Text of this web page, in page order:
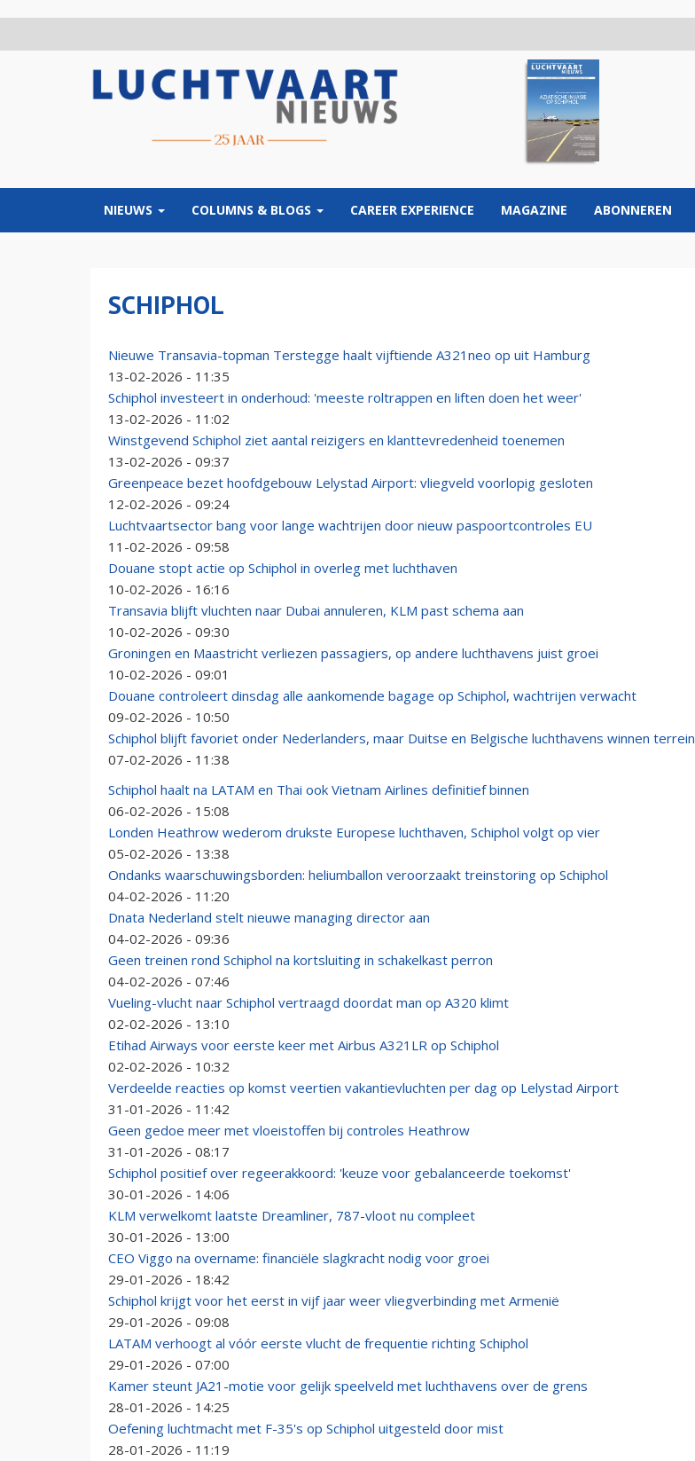
NIEUWS COLUMNS & BLOGS CAREER EXPERIENCE MAGAZINE ABONNEREN
SCHIPHOL
Nieuwe Transavia-topman Terstegge haalt vijftiende A321neo op uit Hamburg
13-02-2026 - 11:35
Schiphol investeert in onderhoud: 'meeste roltrappen en liften doen het weer'
13-02-2026 - 11:02
Winstgevend Schiphol ziet aantal reizigers en klanttevredenheid toenemen
13-02-2026 - 09:37
Greenpeace bezet hoofdgebouw Lelystad Airport: vliegveld voorlopig gesloten
12-02-2026 - 09:24
Luchtvaartsector bang voor lange wachtrijen door nieuw paspoortcontroles EU
11-02-2026 - 09:58
Douane stopt actie op Schiphol in overleg met luchthaven
10-02-2026 - 16:16
Transavia blijft vluchten naar Dubai annuleren, KLM past schema aan
10-02-2026 - 09:30
Groningen en Maastricht verliezen passagiers, op andere luchthavens juist groei
10-02-2026 - 09:01
Douane controleert dinsdag alle aankomende bagage op Schiphol, wachtrijen verwacht
09-02-2026 - 10:50
Schiphol blijft favoriet onder Nederlanders, maar Duitse en Belgische luchthavens winnen terrein
07-02-2026 - 11:38
Schiphol haalt na LATAM en Thai ook Vietnam Airlines definitief binnen
06-02-2026 - 15:08
Londen Heathrow wederom drukste Europese luchthaven, Schiphol volgt op vier
05-02-2026 - 13:38
Ondanks waarschuwingsborden: heliumballon veroorzaakt treinstoring op Schiphol
04-02-2026 - 11:20
Dnata Nederland stelt nieuwe managing director aan
04-02-2026 - 09:36
Geen treinen rond Schiphol na kortsluiting in schakelkast perron
04-02-2026 - 07:46
Vueling-vlucht naar Schiphol vertraagd doordat man op A320 klimt
02-02-2026 - 13:10
Etihad Airways voor eerste keer met Airbus A321LR op Schiphol
02-02-2026 - 10:32
Verdeelde reacties op komst veertien vakantievluchten per dag op Lelystad Airport
31-01-2026 - 11:42
Geen gedoe meer met vloeistoffen bij controles Heathrow
31-01-2026 - 08:17
Schiphol positief over regeerakkoord: 'keuze voor gebalanceerde toekomst'
30-01-2026 - 14:06
KLM verwelkomt laatste Dreamliner, 787-vloot nu compleet
30-01-2026 - 13:00
CEO Viggo na overname: financiële slagkracht nodig voor groei
29-01-2026 - 18:42
Schiphol krijgt voor het eerst in vijf jaar weer vliegverbinding met Armenië
29-01-2026 - 09:08
LATAM verhoogt al vóór eerste vlucht de frequentie richting Schiphol
29-01-2026 - 07:00
Kamer steunt JA21-motie voor gelijk speelveld met luchthavens over de grens
28-01-2026 - 14:25
Oefening luchtmacht met F-35's op Schiphol uitgesteld door mist
28-01-2026 - 11:19